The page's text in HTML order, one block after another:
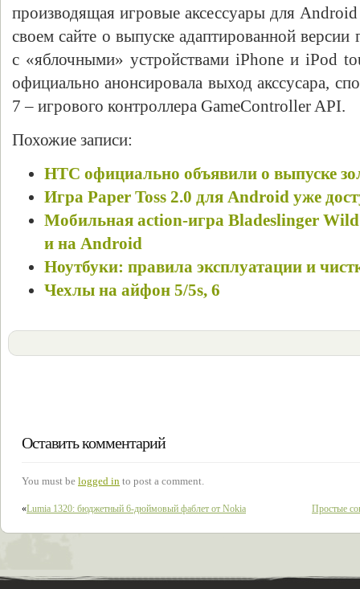
производящая игровые аксессуары для
своем сайте о выпуске адаптированной версии
с «яблочными» устройствами iPhone и iPod
официально анонсировала выход акссусара,
7 – игрового контроллера GameController API.
Похожие записи:
HTC официально объявили о выпуске
Игра Paper Toss 2.0 для Android уже
Мобильная action-игра Bladeslinger Wild
и на Android
Ноутбуки: правила эксплуатации и
Чехлы на айфон 5/5s, 6
Оставить комментарий
You must be logged in to post a comment.
«Lumia 1320: бюджетный 6-дюймовый фаблет от Nokia Простые